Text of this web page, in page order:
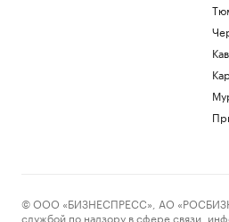
© ООО «БИЗНЕСПРЕСС», АО
службой по надзору в сфере связи,